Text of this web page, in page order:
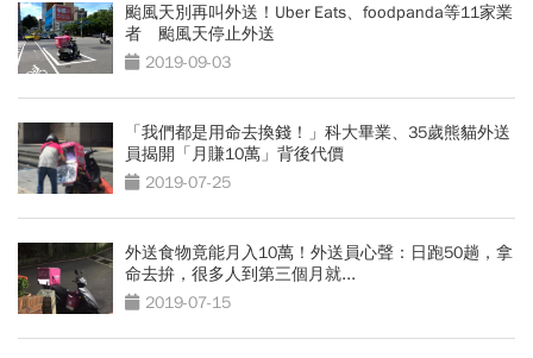
颱風天別再叫外送！Uber Eats、foodpanda等11家業
者 颱風天停止外送
2019-09-03
「我們都是用命去換錢！」科大畢業、35歲熊貓外送
員揭開「月賺10萬」背後代價
2019-07-25
外送食物竟能月入10萬！外送員心聲：日跑50趟，拿
命去拚，很多人到第三個月就...
2019-07-15